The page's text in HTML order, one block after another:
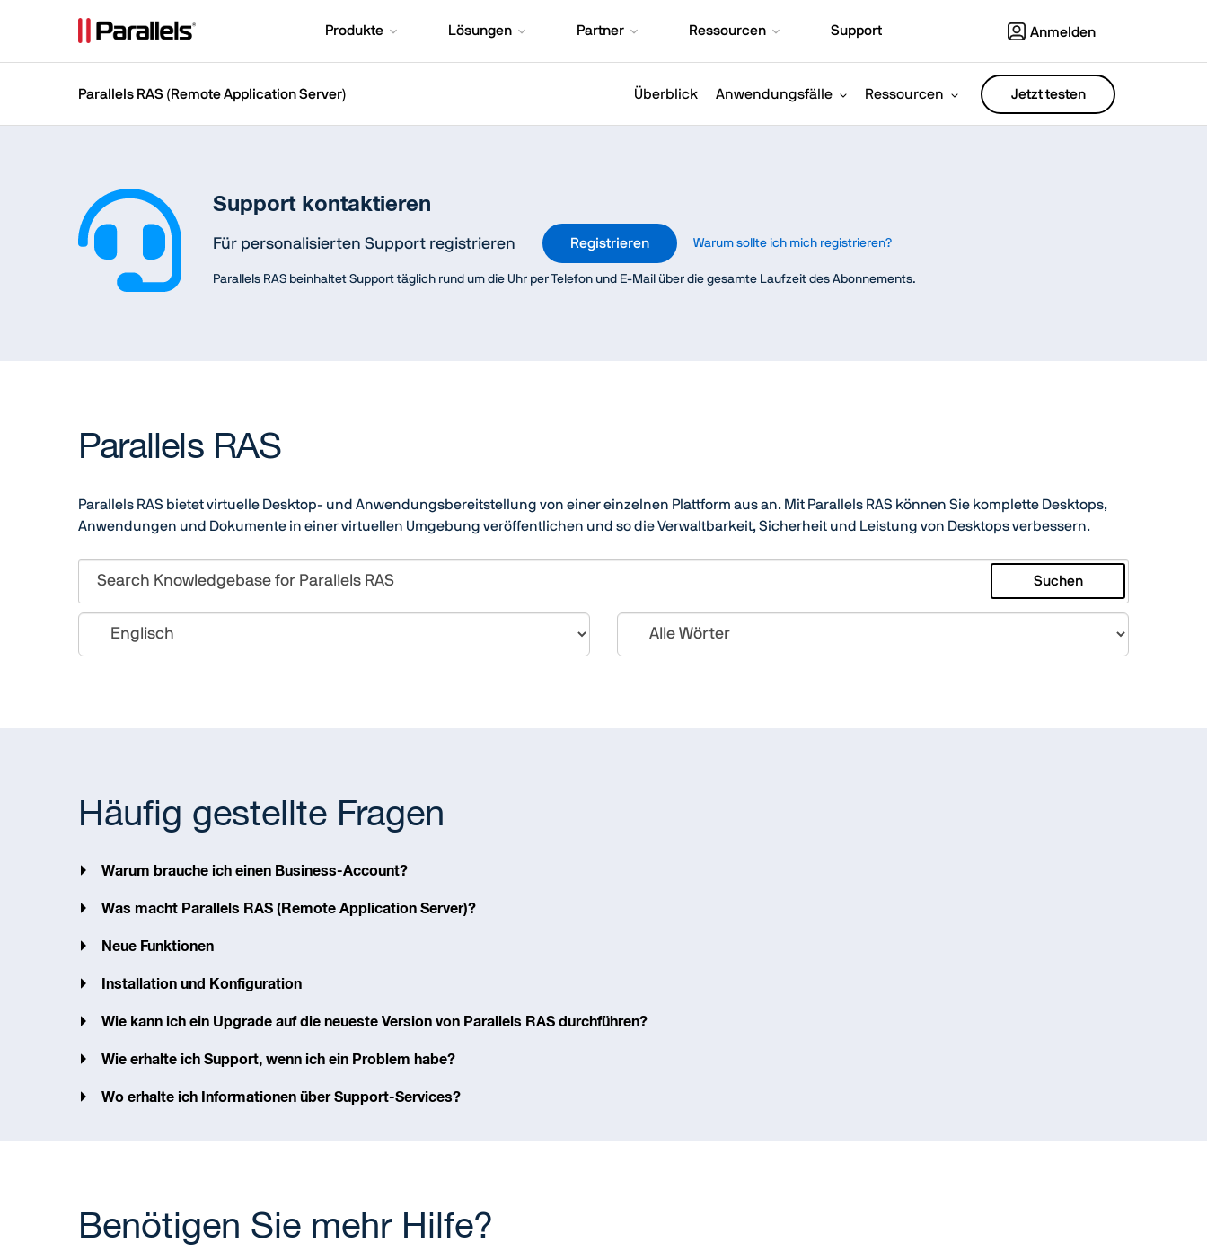
Produkte Lösungen Partner Ressourcen Support Anmelden
Parallels RAS (Remote Application Server) Jetzt testen
Überblick Anwendungsfälle Ressourcen
Support kontaktieren
Für personalisierten Support registrieren Registrieren Warum sollte ich mich registrieren?
Parallels RAS beinhaltet Support täglich rund um die Uhr per Telefon und E-Mail über die gesamte Laufzeit des Abonnements.
Parallels RAS
Parallels RAS bietet virtuelle Desktop- und Anwendungsbereitstellung von einer einzelnen Plattform aus an. Mit Parallels RAS können Sie komplette Desktops,
Anwendungen und Dokumente in einer virtuellen Umgebung veröffentlichen und so die Verwaltbarkeit, Sicherheit und Leistung von Desktops verbessern.
Suchen
Häufig gestellte Fragen
Warum brauche ich einen Business-Account?
Was macht Parallels RAS (Remote Application Server)?
Neue Funktionen
Installation und Konfiguration
Wie kann ich ein Upgrade auf die neueste Version von Parallels RAS durchführen?
Wie erhalte ich Support, wenn ich ein Problem habe?
Wo erhalte ich Informationen über Support-Services?
Benötigen Sie mehr Hilfe?